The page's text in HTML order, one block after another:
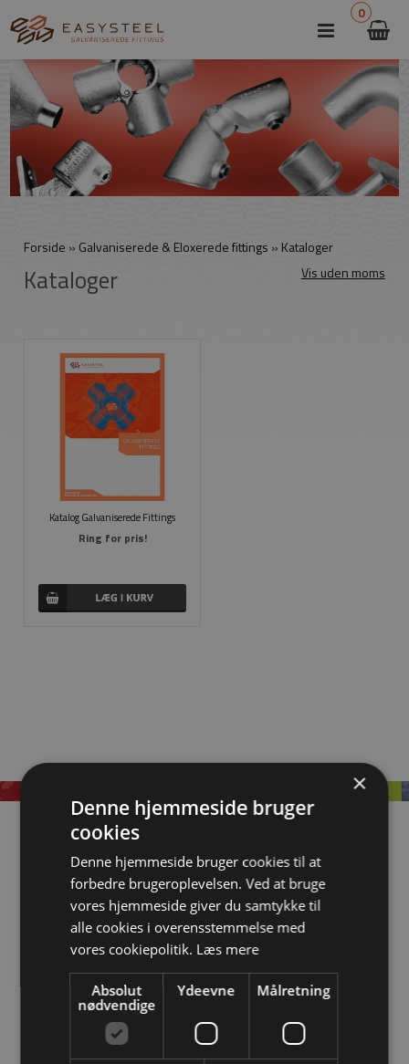
0
Forside » Galvaniserede & Eloxerede fittings » Kataloger
Kataloger Vis uden moms
Katalog Galvaniserede Fittings
Ring for pris!
Information
OM EASYSTEEL
KATALOGER
BLIV FORHANDLER
×
Denne hjemmeside bruger
cookies
Denne hjemmeside bruger cookies til at
forbedre brugeroplevelsen. Ved at bruge
vores hjemmeside giver du samtykke til
alle cookies i overensstemmelse med
vores cookiepolitik. Læs mere
Absolut
nødvendige
Ydeevne Målretning